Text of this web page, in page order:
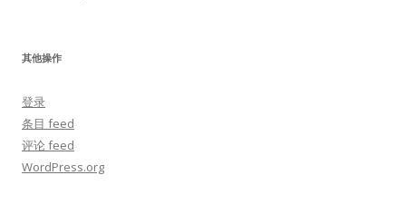
其他操作
登录
条目 feed
评论 feed
WordPress.org